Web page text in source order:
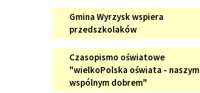
Gmina
Wyrzysk
wspiera
przedszkolaków
Gmina Wyrzysk wspiera
przedszkolaków
Czasopismo
oświatowe
"wielkoPolska
Czasopismo oświatowe
"wielkoPolska oświata - naszym
wspólnym dobrem"